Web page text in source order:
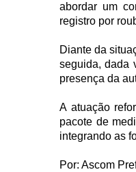
abordar um
registro por
Diante da
seguida, dada
presença da
A atuação
pacote de
integrando as
Por: Ascom